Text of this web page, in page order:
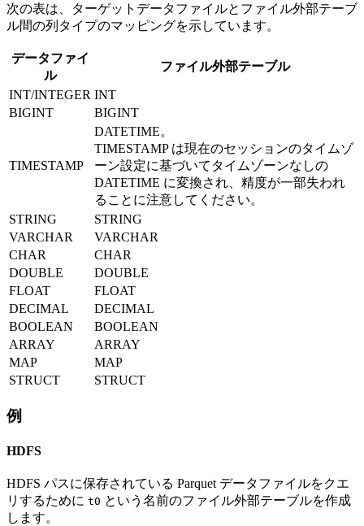
次の表は、ターゲットデータファイルとファイル外部テーブ
ル間の列タイプのマッピングを示しています。
データファイ
ル
ファイル外部テーブル
INT/INTEGER INT
BIGINT
BIGINT
TIMESTAMP
DATETIME。
TIMESTAMP は現在のセッションのタイムゾ
ーン設定に基づいてタイムゾーンなしの
DATETIME に変換され、精度が一部失われ
ることに注意してください。
STRING
STRING
VARCHAR
VARCHAR
CHAR
CHAR
DOUBLE
DOUBLE
FLOAT
FLOAT
DECIMAL
DECIMAL
BOOLEAN
BOOLEAN
ARRAY
ARRAY
MAP
MAP
STRUCT
STRUCT
例
HDFS
HDFS パスに保存されている Parquet データファイルをクエ
リするために t0 という名前のファイル外部テーブルを作成
します。